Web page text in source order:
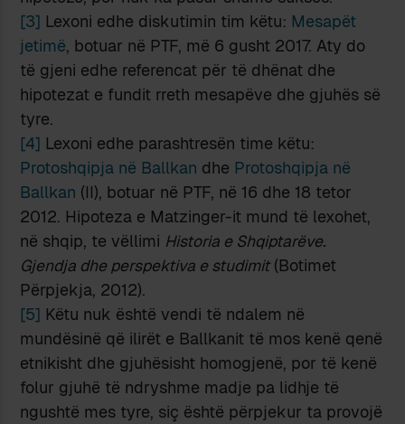
[3] Lexoni edhe diskutimin tim këtu: Mesapët
jetimë, botuar në PTF, më 6 gusht 2017. Aty do
të gjeni edhe referencat për të dhënat dhe
hipotezat e fundit rreth mesapëve dhe gjuhës së
tyre.
[4] Lexoni edhe parashtresën time këtu:
Protoshqipja në Ballkan dhe Protoshqipja në
Ballkan (II), botuar në PTF, në 16 dhe 18 tetor
2012. Hipoteza e Matzinger-it mund të lexohet,
në shqip, te vëllimi Historia e Shqiptarëve.
Gjendja dhe perspektiva e studimit(Botimet
Përpjekja, 2012).
[5] Këtu nuk është vendi të ndalem në
mundësinë që ilirët e Ballkanit të mos kenë qenë
etnikisht dhe gjuhësisht homogjenë, por të kenë
folur gjuhë të ndryshme madje pa lidhje të
ngushtë mes tyre, siç është përpjekur ta provojë